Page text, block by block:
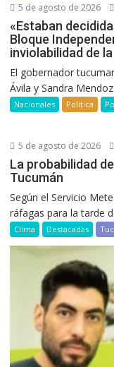
5 de agosto de 2026
«Estaban
Bloque
inviolabilidad de
El gobernador
Ávila y Sandra
Nacionales Política
5 de agosto de 2026
La probabilidad
Tucumán
Según el Servicio
ráfagas para la tarde
Clima Destacadas